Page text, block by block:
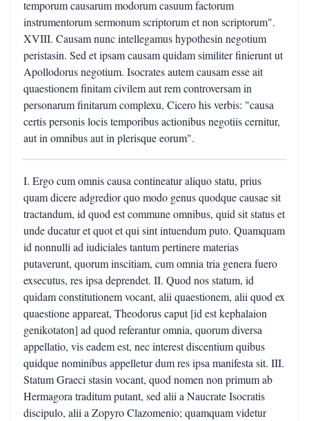
temporum causarum modorum casuum factorum
instrumentorum sermonum scriptorum et non scriptorum".
XVIII. Causam nunc intellegamus hypothesin negotium
peristasin. Sed et ipsam causam quidam similiter finierunt ut
Apollodorus negotium. Isocrates autem causam esse ait
quaestionem finitam civilem aut rem controversam in
personarum finitarum complexu, Cicero his verbis: "causa
certis personis locis temporibus actionibus negotiis cernitur,
aut in omnibus aut in plerisque eorum".
I. Ergo cum omnis causa contineatur aliquo statu, prius
quam dicere adgredior quo modo genus quodque causae sit
tractandum, id quod est commune omnibus, quid sit status et
unde ducatur et quot et qui sint intuendum puto. Quamquam
id nonnulli ad iudiciales tantum pertinere materias
putaverunt, quorum inscitiam, cum omnia tria genera fuero
exsecutus, res ipsa deprendet. II. Quod nos statum, id
quidam constitutionem vocant, alii quaestionem, alii quod ex
quaestione appareat, Theodorus caput [id est kephalaion
genikotaton] ad quod referantur omnia, quorum diversa
appellatio, vis eadem est, nec interest discentium quibus
quidque nominibus appelletur dum res ipsa manifesta sit. III.
Statum Graeci stasin vocant, quod nomen non primum ab
Hermagora traditum putant, sed alii a Naucrate Isocratis
discipulo, alii a Zopyro Clazomenio; quamquam videtur